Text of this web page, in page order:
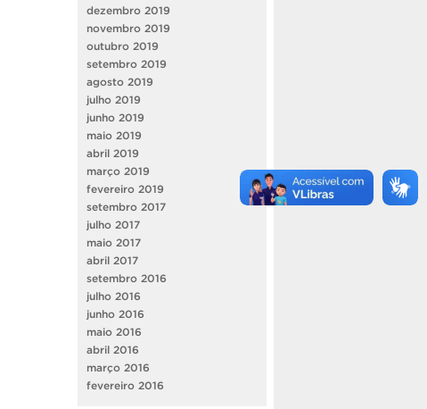
dezembro 2019
novembro 2019
outubro 2019
setembro 2019
agosto 2019
julho 2019
junho 2019
maio 2019
abril 2019
março 2019
fevereiro 2019
setembro 2017
julho 2017
maio 2017
abril 2017
setembro 2016
julho 2016
junho 2016
maio 2016
abril 2016
março 2016
fevereiro 2016